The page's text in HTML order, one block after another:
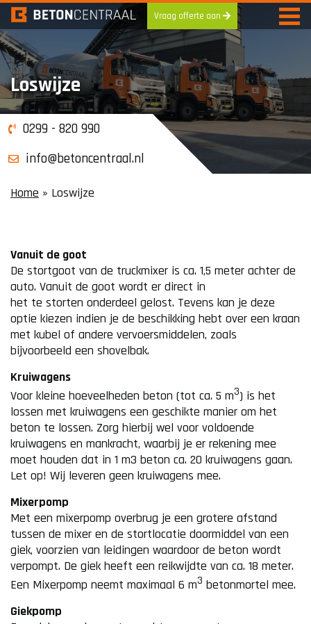
Vraag offerte aan
Skip
to
content
Loswijze
0299 - 820 990
info@betoncentraal.nl
Home » Loswijze
Vanuit de goot
De stortgoot van de truckmixer is ca. 1,5 meter achter de
auto. Vanuit de goot wordt er direct in
het te storten onderdeel gelost. Tevens kan je deze
optie kiezen indien je de beschikking hebt over een kraan
met kubel of andere vervoersmiddelen, zoals
bijvoorbeeld een shovelbak.
Kruiwagens
Voor kleine hoeveelheden beton (tot ca. 5 m3) is het
lossen met kruiwagens een geschikte manier om het
beton te lossen. Zorg hierbij wel voor voldoende
kruiwagens en mankracht, waarbij je er rekening mee
moet houden dat in 1 m3 beton ca. 20 kruiwagens gaan.
Let op! Wij leveren geen kruiwagens mee.
Mixerpomp
Met een mixerpomp overbrug je een grotere afstand
tussen de mixer en de stortlocatie doormiddel van een
giek, voorzien van leidingen waardoor de beton wordt
verpompt. De giek heeft een reikwijdte van ca. 18 meter.
Een Mixerpomp neemt maximaal 6 m3 betonmortel mee.
Giekpomp